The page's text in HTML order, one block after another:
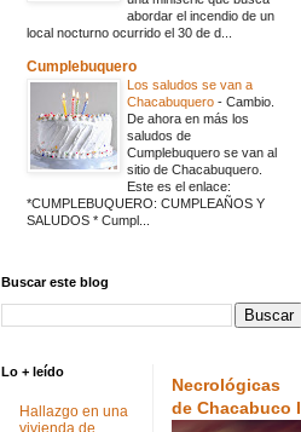
abordar el incendio de un
local nocturno ocurrido el 30 de d...
Cumplebuquero
Los saludos se van a
Chacabuquero - Cambio.
De ahora en más los
saludos de
Cumplebuquero se van al
sitio de Chacabuquero.
Este es el enlace:
*CUMPLEBUQUERO: CUMPLEAÑOS Y
SALUDOS * Cumpl...
Buscar este blog
Lo + leído
Hallazgo en una
vivienda de
Necrológicas
de Chacabuco I